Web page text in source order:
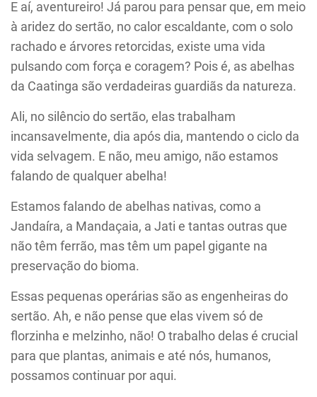
E aí, aventureiro! Já parou para pensar que, em meio
à aridez do sertão, no calor escaldante, com o solo
rachado e árvores retorcidas, existe uma vida
pulsando com força e coragem? Pois é, as abelhas
da Caatinga são verdadeiras guardiãs da natureza.
Ali, no silêncio do sertão, elas trabalham
incansavelmente, dia após dia, mantendo o ciclo da
vida selvagem. E não, meu amigo, não estamos
falando de qualquer abelha!
Estamos falando de abelhas nativas, como a
Jandaíra, a Mandaçaia, a Jati e tantas outras que
não têm ferrão, mas têm um papel gigante na
preservação do bioma.
Essas pequenas operárias são as engenheiras do
sertão. Ah, e não pense que elas vivem só de
florzinha e melzinho, não! O trabalho delas é crucial
para que plantas, animais e até nós, humanos,
possamos continuar por aqui.